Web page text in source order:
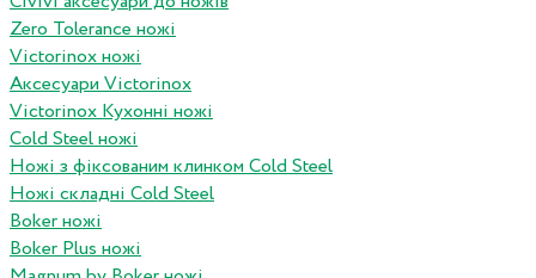
Zero Tolerance ножі
Victorinox ножі
Аксесуари Victorinox
Victorinox Кухонні ножі
Cold Steel ножі
Ножі з фіксованим клинком Cold Steel
Ножі складні Cold Steel
Boker ножі
Boker Plus ножі